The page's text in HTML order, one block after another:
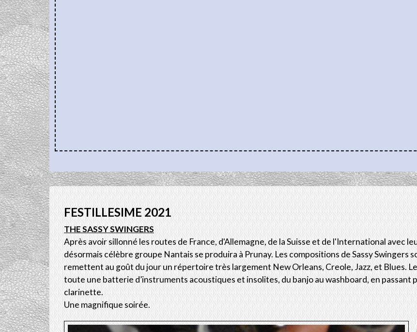
FESTILLESIME 2021
THE SASSY SWINGERS
Après avoir sillonné les routes de France, d'Allemagne, de la Suisse et de l'International avec
désormais célèbre groupe Nantais se produira à Prunay. Les compositions de Sassy Swingers
remettent au goût du jour un répertoire très largement New Orleans, Creole, Jazz, et Blues.
toute une batterie d’instruments acoustiques et insolites, du banjo au washboard, en
clarinette.
Une magnifique soirée.